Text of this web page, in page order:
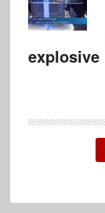
explosive